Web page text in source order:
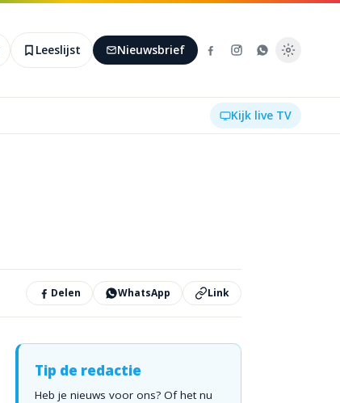
Leeslijst Nieuwsbrief
Kijk live TV
Delen WhatsApp Link
Tip de redactie
Heb je nieuws voor ons? Of het nu